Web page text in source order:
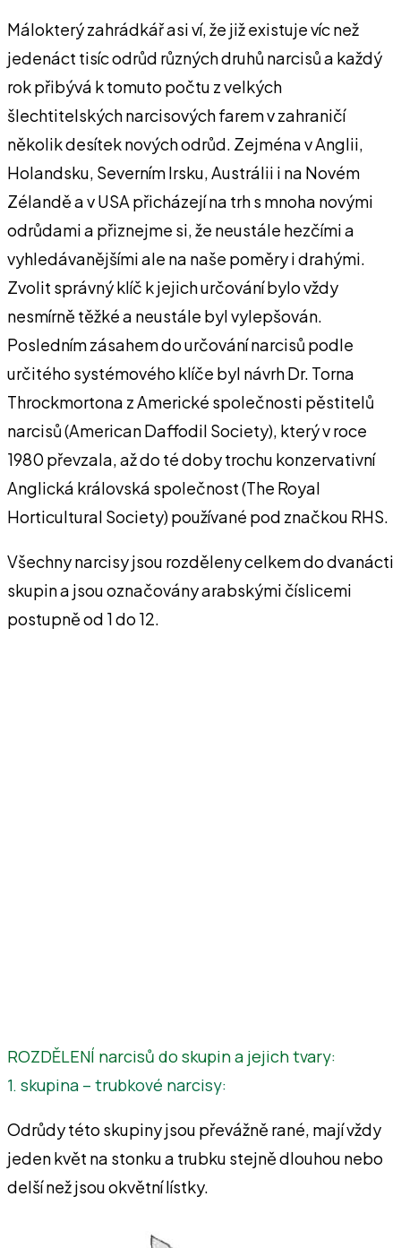
Málokterý zahrádkář asi ví, že již existuje víc než
jedenáct tisíc odrůd různých druhů narcisů a každý
rok přibývá k tomuto počtu z velkých
šlechtitelských narcisových farem v zahraničí
několik desítek nových odrůd. Zejména v Anglii,
Holandsku, Severním Irsku, Austrálii i na Novém
Zélandě a v USA přicházejí na trh s mnoha novými
odrůdami a přiznejme si, že neustále hezčími a
vyhledávanějšími ale na naše poměry i drahými.
Zvolit správný klíč k jejich určování bylo vždy
nesmírně těžké a neustále byl vylepšován.
Posledním zásahem do určování narcisů podle
určitého systémového klíče byl návrh Dr. Torna
Throckmortona z Americké společnosti pěstitelů
narcisů (American Daffodil Society), který v roce
1980 převzala, až do té doby trochu konzervativní
Anglická královská společnost (The Royal
Horticultural Society) používané pod značkou RHS.
Všechny narcisy jsou rozděleny celkem do dvanácti
skupin a jsou označovány arabskými číslicemi
postupně od 1 do 12.
ROZDĚLENÍ narcisů do skupin a jejich tvary:
1. skupina – trubkové narcisy:
Odrůdy této skupiny jsou převážně rané, mají vždy
jeden květ na stonku a trubku stejně dlouhou nebo
delší než jsou okvětní lístky.